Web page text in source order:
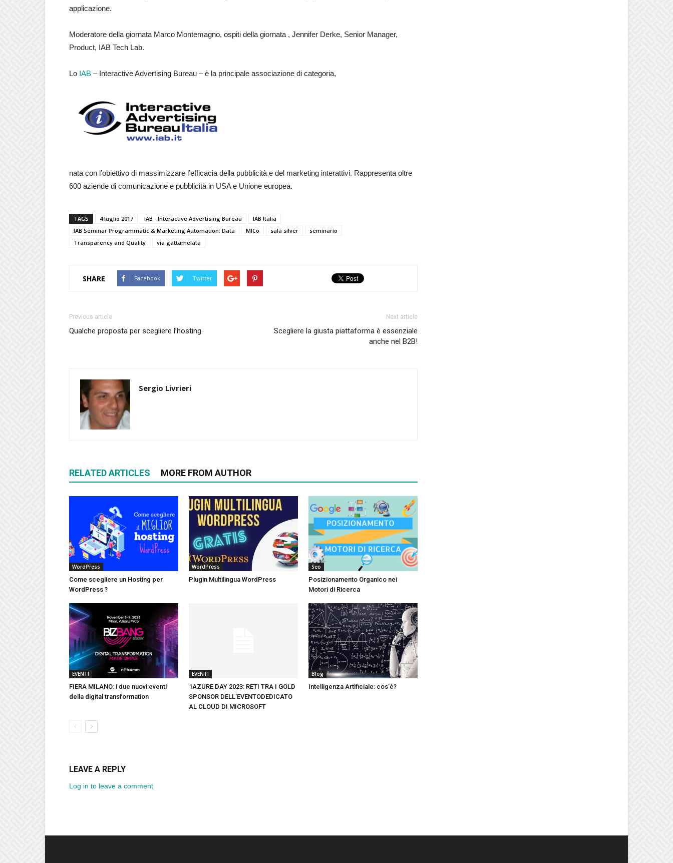
applicazione.
Moderatore della giornata Marco Montemagno, ospiti della giornata , Jennifer Derke, Senior Manager,
Product, IAB Tech Lab.
Lo IAB – Interactive Advertising Bureau – è la principale associazione di categoria,
nata con l’obiettivo di massimizzare l’efficacia della pubblicità e del marketing interattivi. Rappresenta oltre
600 aziende di comunicazione e pubblicità in USA e Unione europea.
TAGS 4 luglio 2017 IAB - Interactive Advertising Bureau
IAB Italia
IAB Seminar Programmatic & Marketing Automation: Data
MICo sala silver
seminario
Transparency and Quality
via gattamelata
SHARE Facebook Twitter
Previous article
Qualche proposta per scegliere l’hosting.
Next article
Scegliere la giusta piattaforma è essenziale
anche nel B2B!
Sergio Livrieri
RELATED ARTICLES MORE FROM AUTHOR
WordPress
Come scegliere un Hosting per
WordPress ?
WordPress
Plugin Multilingua WordPress
Seo
Posizionamento Organico nei
Motori di Ricerca
EVENTI
FIERA MILANO: i due nuovi eventi
della digital transformation
EVENTI
1AZURE DAY 2023: RETI TRA I GOLD
SPONSOR DELL’EVENTODEDICATO
AL CLOUD DI MICROSOFT
Blog
Intelligenza Artificiale: cos’è?
LEAVE A REPLY
Log in to leave a comment